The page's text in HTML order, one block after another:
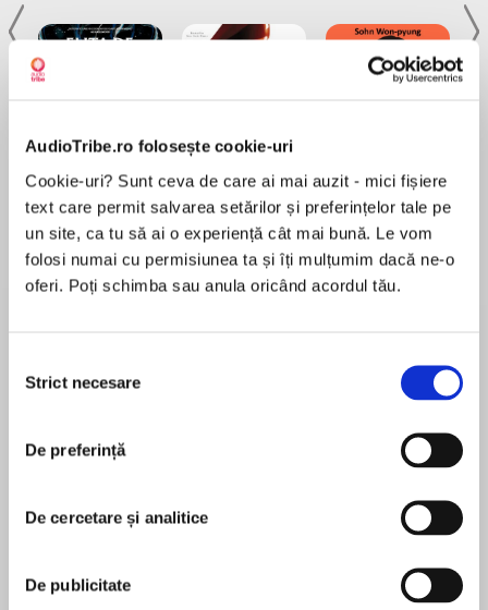
AudioTribe.ro folosește cookie-uri
Cookie-uri? Sunt ceva de care ai mai auzit - mici fișiere
text care permit salvarea setărilor și preferințelor tale pe
un site, ca tu să ai o experiență cât mai bună. Le vom
folosi numai cu permisiunea ta și îți mulțumim dacă ne-o
oferi. Poți schimba sau anula oricând acordul tău.
consimțământului
Strict necesare
De preferință
De cercetare și analitice
De publicitate
de...
Dani Francis
la...
Lauren Weisberger Sohn Won-pyung
Despre
#1 nationally bestselling Warriors series! .
Leopardfur discovers just how far she will go to
Since her kithood, Leopardfur has known that
destruction. The ambitious ThunderClan
În acest moment nu există recenzii
pentru această carte
Erin Hunter